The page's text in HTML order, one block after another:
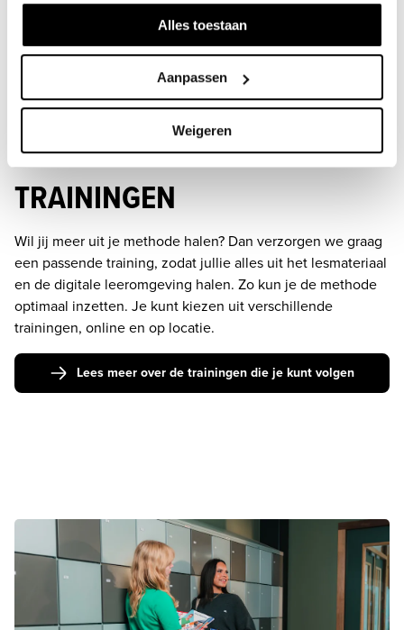
Alles toestaan
Aanpassen
Weigeren
TRAININGEN
Wil jij meer uit je methode halen? Dan verzorgen we graag
een passende training, zodat jullie alles uit het lesmateriaal
en de digitale leeromgeving halen. Zo kun je de methode
optimaal inzetten. Je kunt kiezen uit verschillende
trainingen, online en op locatie.
Lees meer over de trainingen die je kunt volgen